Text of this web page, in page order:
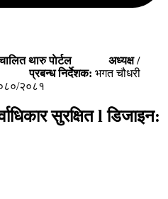
थारु पाेर्टल
अध्यक्ष /
प्रबन्ध निर्देशक: भगत चौधरी
२०८१
सुरक्षित l डिजाइन: